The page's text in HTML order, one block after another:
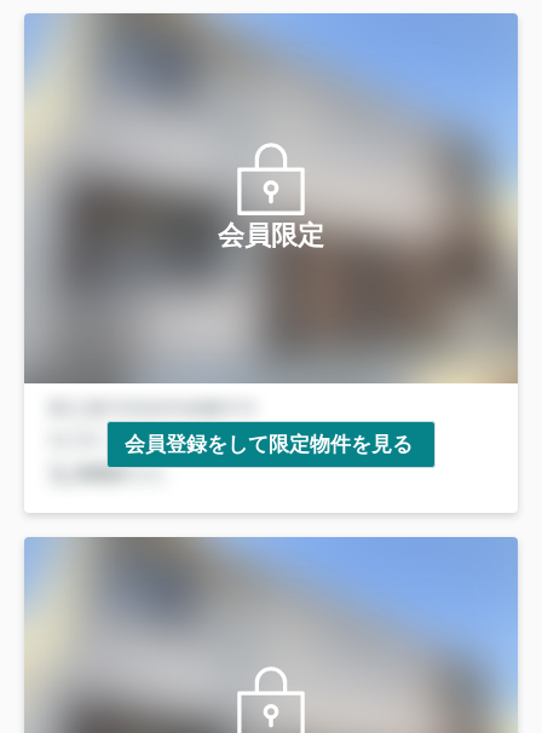
会員限定
会員登録をして限定物件を見る